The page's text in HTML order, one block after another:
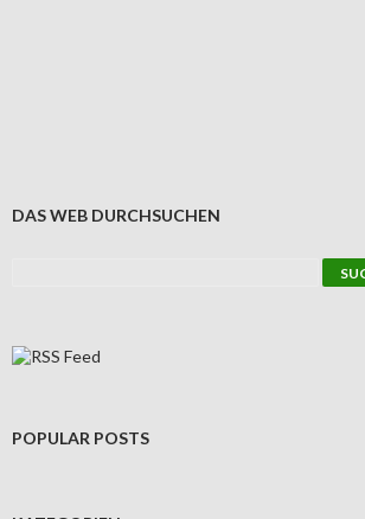
DAS WEB DURCHSUCHEN
POPULAR POSTS